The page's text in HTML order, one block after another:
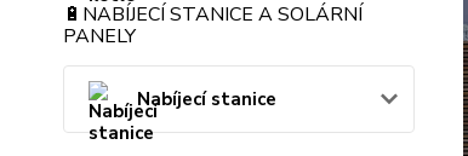
🔋NABÍJECÍ STANICE A SOLÁRNÍ
PANELY
Nabíjecí stanice